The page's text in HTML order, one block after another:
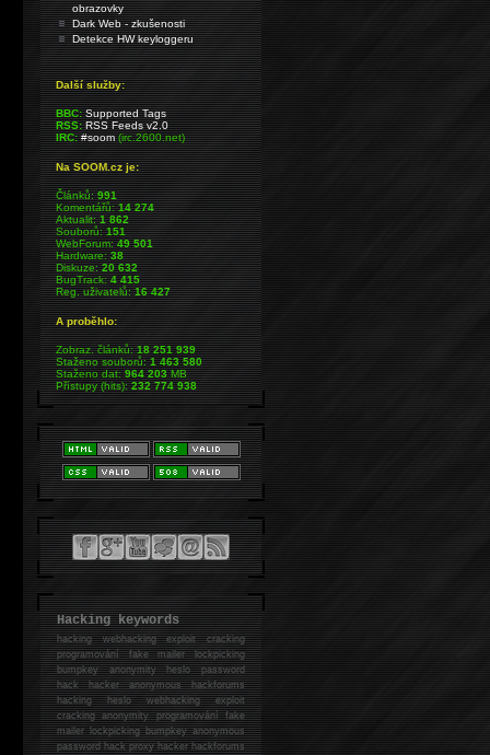
obrazovky
Dark Web - zkušenosti
Detekce HW keyloggeru
Další služby:
BBC: Supported Tags
RSS: RSS Feeds v2.0
IRC: #soom(irc.2600.net)
Na SOOM.cz je:
Článků:991
Komentářů:14 274
Aktualit:1 862
Souborů:151
WebForum:49 501
Hardware:38
Diskuze:20 632
BugTrack:4 415
Reg. uživatelů:16 427
A proběhlo:
Zobraz. článků:18 251 939
Staženo souborů:1 463 580
Staženo dat:964 203MB
Přístupy (hits):232 774 938
Hacking keywords
hackingwebhacking exploit cracking
programování fake mailer lockpicking
bumpkey anonymity heslo password
hackhacker anonymous hackforums
hackingheslo webhacking exploit
cracking anonymity programování fake
mailer lockpicking bumpkey anonymous
password hack proxy hacker hackforums